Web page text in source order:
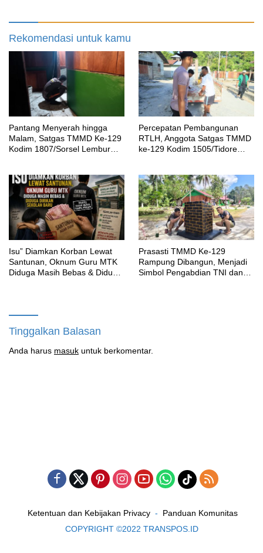
Rekomendasi untuk kamu
Pantang Menyerah hingga
Malam, Satgas TMMD Ke-129
Kodim 1807/Sorsel Lembur
Percepatan Pembangunan
RTLH, Anggota Satgas TMMD
ke-129 Kodim 1505/Tidore
‎Isu” Diamkan Korban Lewat
Santunan, Oknum Guru MTK
Diduga Masih Bebas & Diduga
Prasasti TMMD Ke-129
Rampung Dibangun, Menjadi
Simbol Pengabdian TNI dan
Tinggalkan Balasan
Anda harus masuk untuk berkomentar.
Ketentuan dan Kebijakan Privacy
Panduan Komunitas
COPYRIGHT ©2022 TRANSPOS.ID